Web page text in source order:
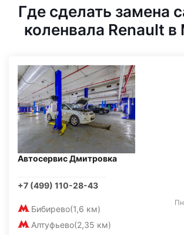
Где сделать замена
коленвала Renault
Автосервис Дмитровка
+7 (499) 110-28-43
Бибирево(1,6 км)
Алтуфьево(2,35 км)